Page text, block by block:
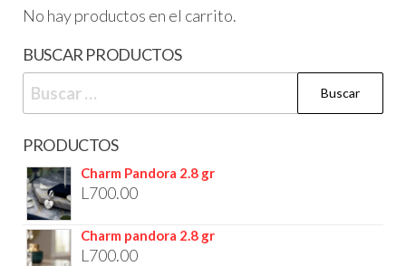
No hay productos en el carrito.
BUSCAR PRODUCTOS
PRODUCTOS
Charm Pandora 2.8 gr
L700.00
Charm pandora 2.8 gr
L 700.00